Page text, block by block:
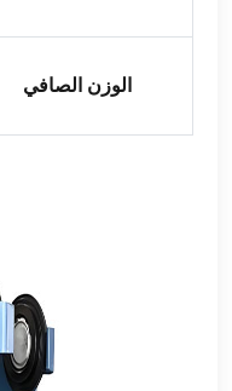
الوزن الصافي